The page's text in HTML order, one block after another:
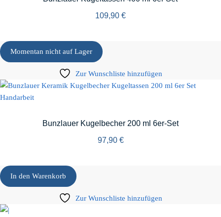
109,90 €
Momentan nicht auf Lager
Zur Wunschliste hinzufügen
Bunzlauer Kugelbecher 200 ml 6er-Set
97,90 €
In den Warenkorb
Zur Wunschliste hinzufügen